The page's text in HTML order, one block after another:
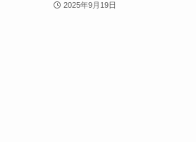
2025年9月19日